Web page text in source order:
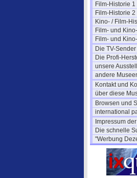
Film-Historie 1
Film-Historie 2
Kino- / Film-
Film- und
Film- und
Die TV-Sender
Die Profi-
unsere
andere
Kontakt und
über diese
Browsen und
international
Impressum
Die schnelle
"Werbung